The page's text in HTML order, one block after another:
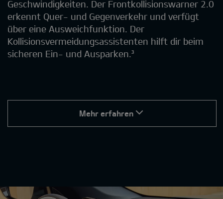
Geschwindigkeiten. Der Frontkollisionswarner 2.0
erkennt Quer- und Gegenverkehr und verfügt
über eine Ausweichfunktion. Der
Kollisionsvermeidungsassistenten hilft dir beim
sicheren Ein- und Ausparken.³
Mehr erfahren